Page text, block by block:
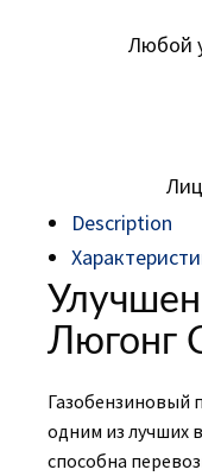
Любой
Description
Люгонг
Газобензиновый
одним из лучших
способна